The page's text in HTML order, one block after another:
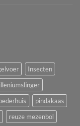
Insecten
pindakaas
reuze mezenbol